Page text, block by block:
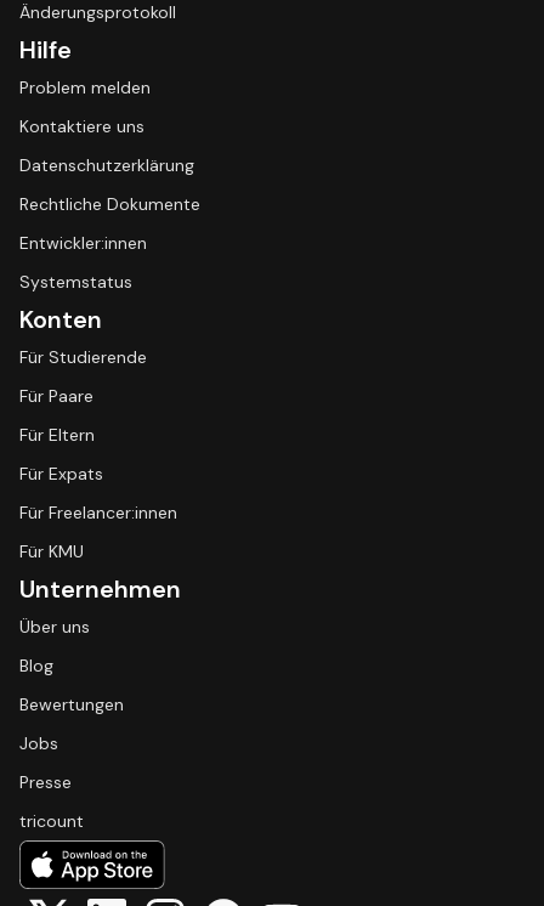
Änderungsprotokoll
Hilfe
Problem melden
Kontaktiere uns
Datenschutzerklärung
Rechtliche Dokumente
Entwickler:innen
Systemstatus
Konten
Für Studierende
Für Paare
Für Eltern
Für Expats
Für Freelancer:innen
Für KMU
Unternehmen
Über uns
Blog
Bewertungen
Jobs
Presse
tricount